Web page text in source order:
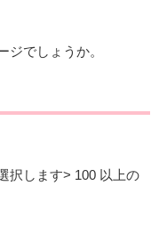
ジでしょうか。
択します> 100 以上の